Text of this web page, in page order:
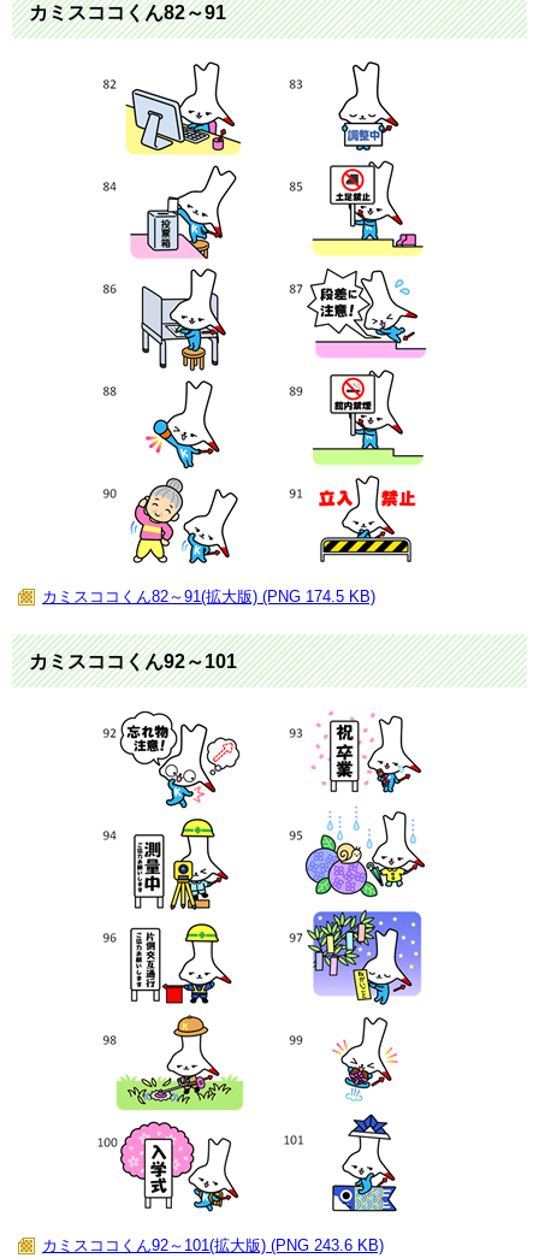
カミスココくん82～91
カミスココくん82～91(拡大版) (PNG 174.5 KB)
カミスココくん92～101
カミスココくん92～101(拡大版) (PNG 243.6 KB)